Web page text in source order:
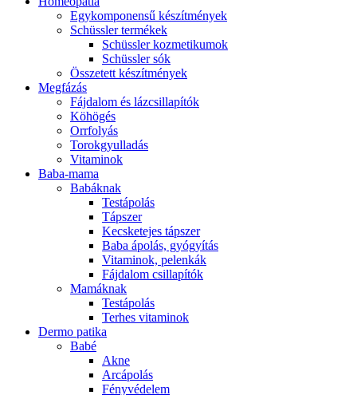
Egykomponensű készítmények
Schüssler termékek
Schüssler kozmetikumok
Schüssler sók
Összetett készítmények
Megfázás
Fájdalom és lázcsillapítók
Köhögés
Orrfolyás
Torokgyulladás
Vitaminok
Baba-mama
Babáknak
Testápolás
Tápszer
Kecsketejes tápszer
Baba ápolás, gyógyítás
Vitaminok, pelenkák
Fájdalom csillapítók
Mamáknak
Testápolás
Terhes vitaminok
Dermo patika
Babé
Akne
Arcápolás
Fényvédelem